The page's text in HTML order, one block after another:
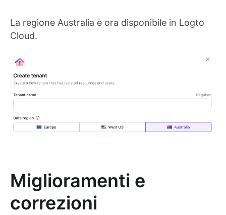
La regione Australia è ora disponibile in Logto
Cloud.
Miglioramenti e
correzioni